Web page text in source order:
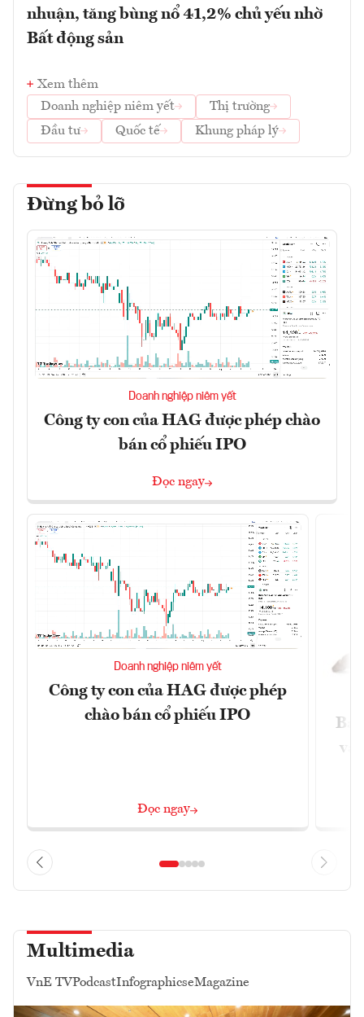
nhuận, tăng bùng nổ 41,2% chủ yếu nhờ
Bất động sản
Xem thêm
Doanh nghiệp niêm yết
Thị trường
Đầu tư
Quốc tế Khung pháp lý
Đừng bỏ lỡ
Doanh nghiệp niêm yết
Công ty con của HAG được phép chào
bán cổ phiếu IPO
Đọc ngay
Doanh nghiệp niêm yết
Công ty con của HAG được phép
chào bán cổ phiếu IPO
Đọc ngay
và
Multimedia
VnE TVPodcastInfographicseMagazine